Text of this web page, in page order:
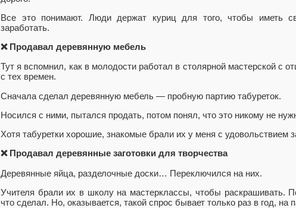
Все это понимают. Люди держат куриц для того, чтобы иметь
заработать.
❌ Продавал деревянную мебель
Тут я вспомнил, как в молодости работал в столярной мастерской с
с тех времен.
Сначала сделал деревянную мебель — пробную партию табуреток.
Носился с ними, пытался продать, потом понял, что это никому не
Хотя табуретки хорошие, знакомые брали их у меня с удовольствием
❌ Продавал деревянные заготовки для творчества
Деревянные яйца, разделочные доски… Переключился на них.
Учителя брали их в школу на мастерклассы, чтобы раскрашивать.
что сделал. Но, оказывается, такой спрос бывает только раз в год, на